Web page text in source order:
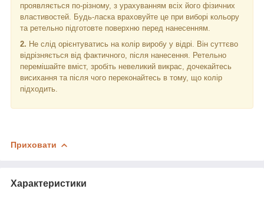
проявляється по-різному, з урахуванням всіх його фізичних
властивостей. Будь-ласка враховуйте це при виборі кольору
та ретельно підготовте поверхню перед нанесенням.
2. Не слід орієнтуватись на колір виробу у відрі. Він суттєво
відрізняється від фактичного, після нанесення. Ретельно
перемішайте вміст, зробіть невеликий викрас, дочекайтесь
висихання та після чого переконайтесь в тому, що колір
підходить.
Приховати
Характеристики